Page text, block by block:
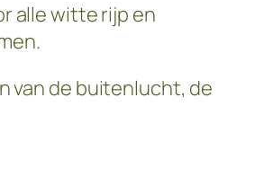
alle witte rijp en
van de buitenlucht, de